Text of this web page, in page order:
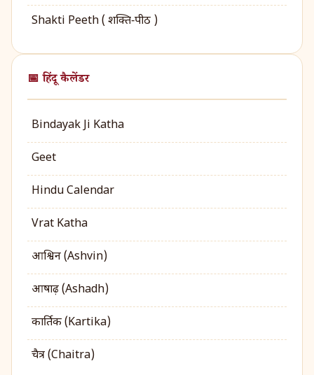
Shakti Peeth ( शक्ति‑पीठ )
📅 हिंदू कैलेंडर
Bindayak Ji Katha
Geet
Hindu Calendar
Vrat Katha
आश्विन (Ashvin)
आषाढ़ (Ashadh)
कार्तिक (Kartika)
चैत्र (Chaitra)